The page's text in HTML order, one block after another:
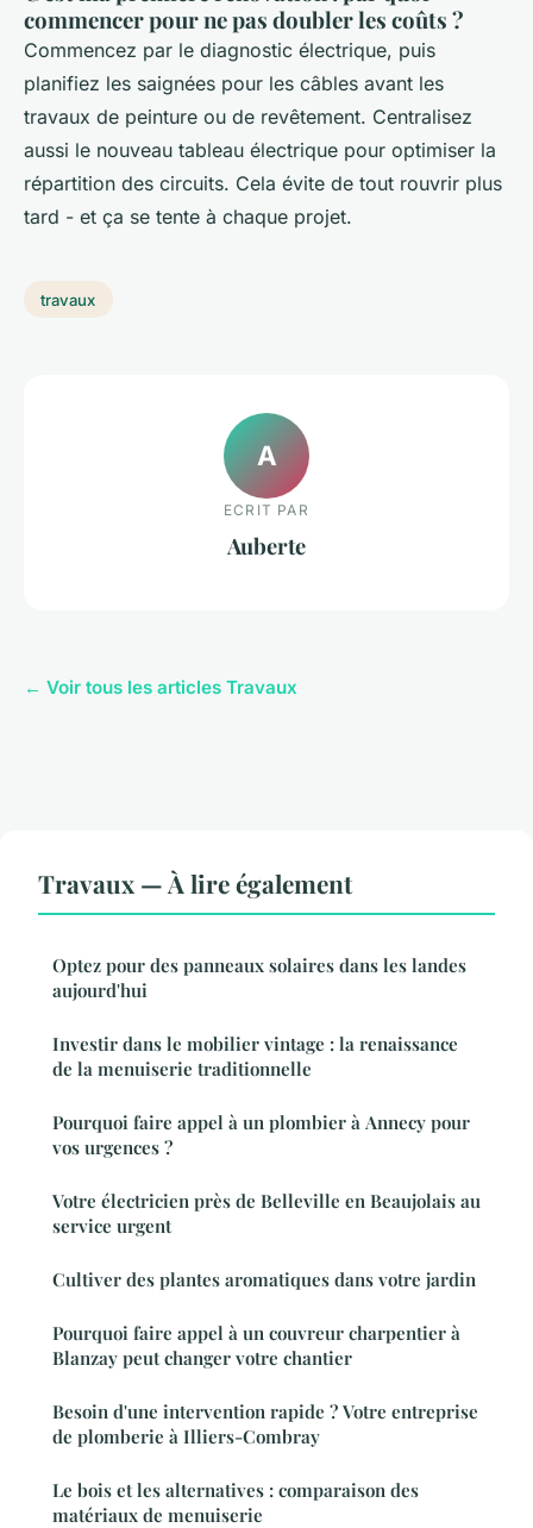
commencer pour ne pas doubler les coûts ?
Commencez par le diagnostic électrique, puis
planifiez les saignées pour les câbles avant les
travaux de peinture ou de revêtement. Centralisez
aussi le nouveau tableau électrique pour optimiser la
répartition des circuits. Cela évite de tout rouvrir plus
tard - et ça se tente à chaque projet.
travaux
A
ECRIT PAR
Auberte
← Voir tous les articles Travaux
Travaux — À lire également
Optez pour des panneaux solaires dans les landes
aujourd'hui
Investir dans le mobilier vintage : la renaissance
de la menuiserie traditionnelle
Pourquoi faire appel à un plombier à Annecy pour
vos urgences ?
Votre électricien près de Belleville en Beaujolais au
service urgent
Cultiver des plantes aromatiques dans votre jardin
Pourquoi faire appel à un couvreur charpentier à
Blanzay peut changer votre chantier
Besoin d'une intervention rapide ? Votre entreprise
de plomberie à Illiers-Combray
Le bois et les alternatives : comparaison des
matériaux de menuiserie